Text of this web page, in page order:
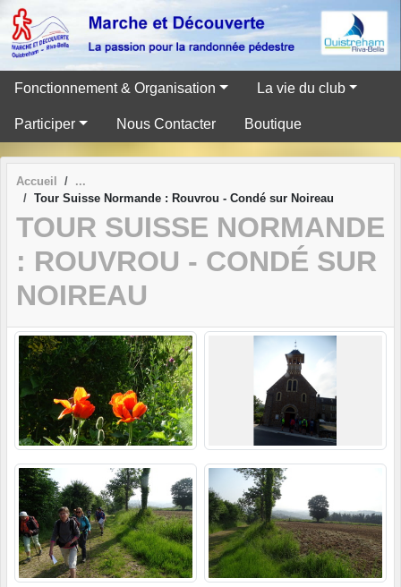
Fonctionnement & Organisation La vie du club
Participer Nous Contacter Boutique
Accueil
Tour Suisse Normande : Rouvrou - Condé sur Noireau
TOUR SUISSE NORMANDE
: ROUVROU - CONDÉ SUR
NOIREAU
Panneau de gestion des cookies